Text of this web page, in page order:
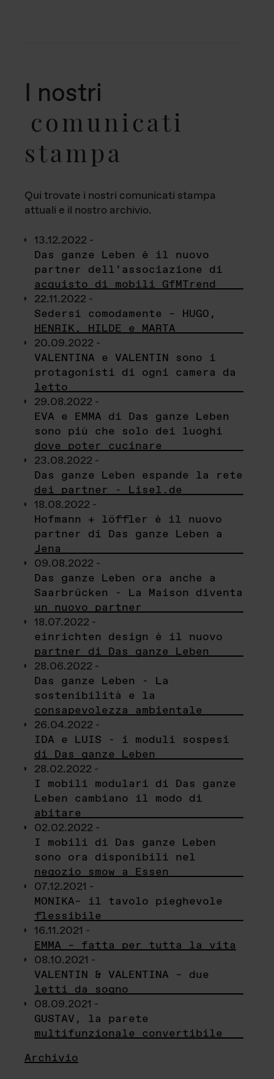
I nostri
comunicati
stampa
Qui trovate i nostri comunicati stampa
attuali e il nostro archivio.
13.12.2022 -
Das ganze Leben è il nuovo
partner dell’associazione di
acquisto di mobili GfMTrend
22.11.2022 -
Sedersi comodamente – HUGO,
HENRIK, HILDE e MARTA
20.09.2022 -
VALENTINA e VALENTIN sono i
protagonisti di ogni camera da
letto
29.08.2022 -
EVA e EMMA di Das ganze Leben
sono più che solo dei luoghi
dove poter cucinare
23.08.2022 -
Das ganze Leben espande la rete
dei partner - Lisel.de
18.08.2022 -
Hofmann + löffler è il nuovo
partner di Das ganze Leben a
Jena
09.08.2022 -
Das ganze Leben ora anche a
Saarbrücken - La Maison diventa
un nuovo partner
18.07.2022 -
einrichten design è il nuovo
partner di Das ganze Leben
28.06.2022 -
Das ganze Leben - La
sostenibilità e la
consapevolezza ambientale
26.04.2022 -
IDA e LUIS - i moduli sospesi
di Das ganze Leben
28.02.2022 -
I mobili modulari di Das ganze
Leben cambiano il modo di
abitare
02.02.2022 -
I mobili di Das ganze Leben
sono ora disponibili nel
negozio smow a Essen
07.12.2021 -
MONIKA– il tavolo pieghevole
flessibile
16.11.2021 -
EMMA – fatta per tutta la vita
08.10.2021 -
VALENTIN & VALENTINA – due
letti da sogno
08.09.2021 -
GUSTAV, la parete
multifunzionale convertibile
Archivio